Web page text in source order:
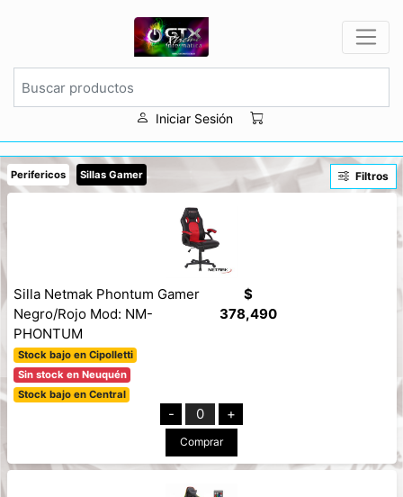
Iniciar Sesión
Perifericos Sillas Gamer Filtros
Silla Netmak Phontum Gamer
Negro/Rojo Mod: NM-
PHONTUM
Stock bajo en Cipolletti
Sin stock en Neuquén
Stock bajo en Central
$
378,490
- 0 +
Comprar